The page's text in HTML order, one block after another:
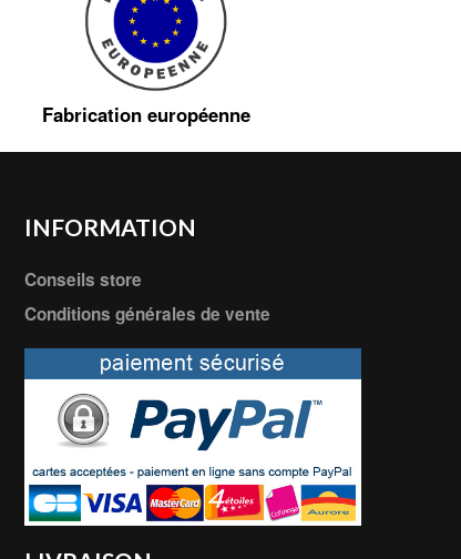
Fabrication européenne
INFORMATION
Conseils store
Conditions générales de vente